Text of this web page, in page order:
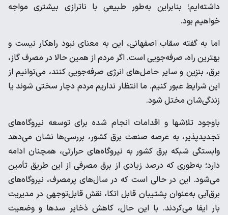
داشته‌ایم؛ بنابراین به‌طور طبیعی با ناترازی بیشتری مواجه
خواهیم بود.
اما به گفته سقاب اصفهانی، این به معنای نبود راهکار نیست و
بهترین راه، صرفه‌جویی است. اگر مردم از همین حالا در مصرف گاز،
برق، بنزین و سایر حامل‌های انرژی صرفه‌جویی کنند، می‌توانیم از
این شرایط عبور کنیم. ما انتظار نداریم مردم دچار سختی شوند یا
زندگی‌شان مختل شود.
باوجود تلاشها و اقدامات انجام شده برای توسعه نیروگاه‌های
تجدیدپذیر، به عرصه صنعت برق کشور، بررسی‌ها نشان می‌دهد
وابستگی شبکه برق کشور به نیروگاه‌های حرارتی، همچنان ادامه
دارد؛ به‌طوری که درصد زیادی از برق مصرفی از این طریق تأمین
می‌شود. این در حالی است که در سال‌های پرمصرف، نیروگاه‌های
برق‌آبی به‌عنوان پشتیبان قابل اتکا، نقش قابل‌توجهی در مدیریت
بار ایفا می‌کردند. با این حال، کاهش ذخایر سدها و وضعیت